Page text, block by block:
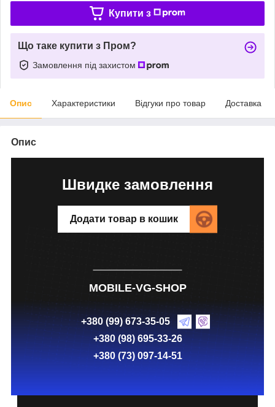
Купити з
Що таке купити з Пром?
Замовлення під захистом
Опис Характеристики Відгуки про товар Доставка
Опис
Швидке замовлення
Додати товар в кошик
MOBILE-VG-SHOP
+380 (99) 673-35-05
+380 (98) 695-33-26
+380 (73) 097-14-51